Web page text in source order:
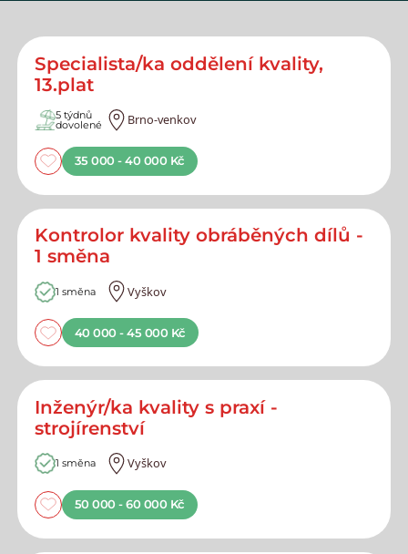
Specialista/ka oddělení kvality,
13.plat
5 týdnů
dovolené Brno-venkov
35 000 - 40 000 Kč
Kontrolor kvality obráběných dílů -
1 směna
1 směna Vyškov
40 000 - 45 000 Kč
Inženýr/ka kvality s praxí -
strojírenství
1 směna Vyškov
50 000 - 60 000 Kč